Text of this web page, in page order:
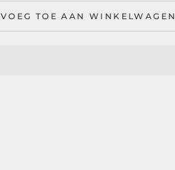
VOEG TOE AAN WINKELWAGEN